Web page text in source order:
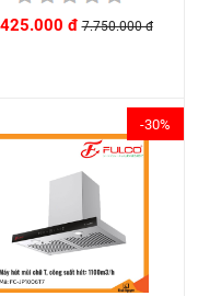
đ 7.750.000 đ
-30%